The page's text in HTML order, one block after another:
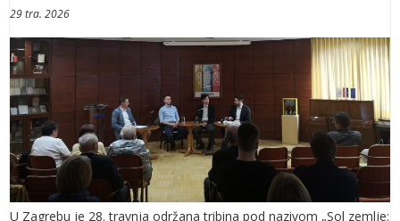
29 tra. 2026
U Zagrebu je 28. travnja održana tribina pod nazivom „Sol zemlje: